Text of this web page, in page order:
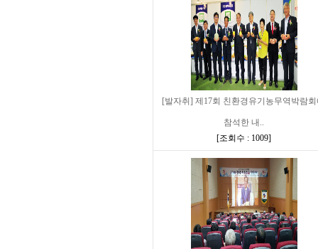
[발자취] 제17회 친환경유기농무역박람
참석한 내..
[조회수 : 1009]